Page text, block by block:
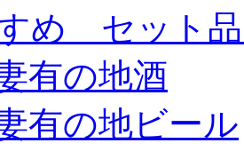
め セット
有の地酒
有の地ビール